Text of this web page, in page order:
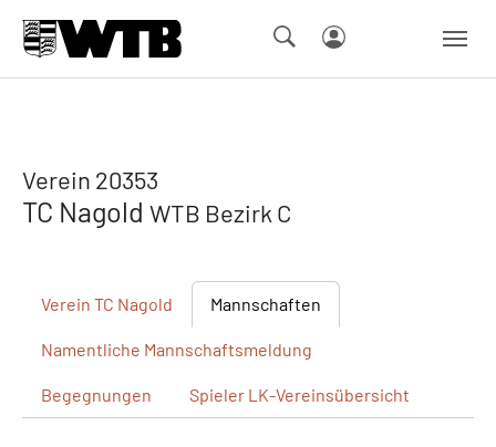
Verein 20353
TC Nagold WTB Bezirk C
Verein TC Nagold Mannschaften
Namentliche Mannschaftsmeldung
Begegnungen Spieler LK-Vereinsübersicht